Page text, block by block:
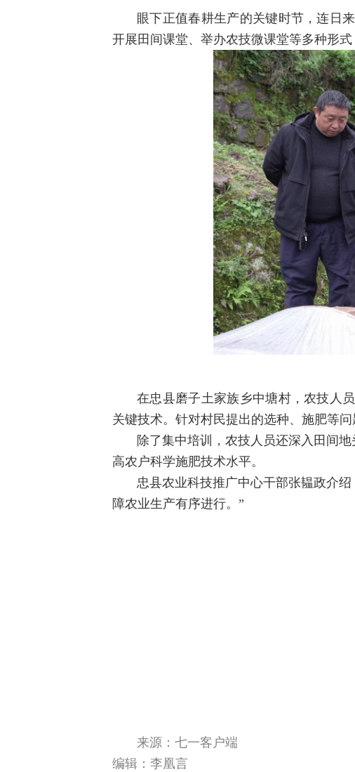
眼下正值春耕生产的关键时节，连日
开展田间课堂、举办农技微课堂等多种形
在忠县磨子土家族乡中塘村，农技人
关键技术。针对村民提出的选种、施肥等
除了集中培训，农技人员还深入田间
高农户科学施肥技术水平。
忠县农业科技推广中心干部张韫政介
障农业生产有序进行。”
来源：七一客户端
编辑：李凰言